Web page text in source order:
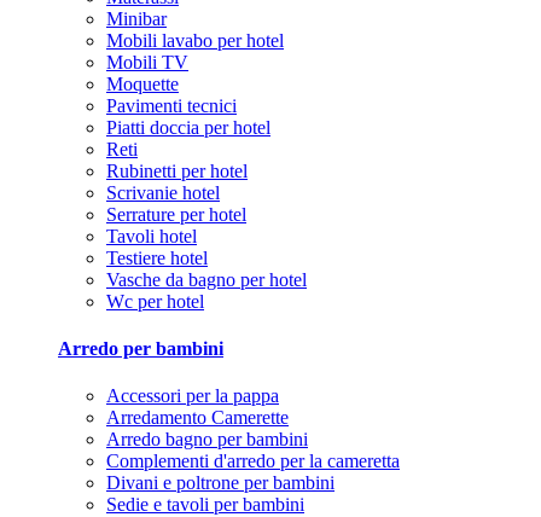
Minibar
Mobili lavabo per hotel
Mobili TV
Moquette
Pavimenti tecnici
Piatti doccia per hotel
Reti
Rubinetti per hotel
Scrivanie hotel
Serrature per hotel
Tavoli hotel
Testiere hotel
Vasche da bagno per hotel
Wc per hotel
Arredo per bambini
Accessori per la pappa
Arredamento Camerette
Arredo bagno per bambini
Complementi d'arredo per la cameretta
Divani e poltrone per bambini
Sedie e tavoli per bambini